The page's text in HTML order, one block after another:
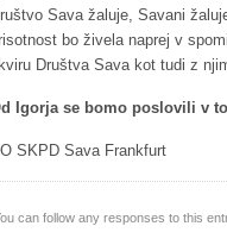
Sava žaluje, Savani
bo živela naprej v
Društva Sava kot tudi z
Igorja se bomo poslovili v
SKPD Sava Frankfurt
can follow any responses to this